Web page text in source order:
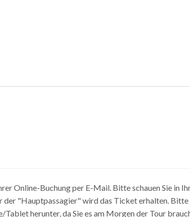
Online-Buchung per E-Mail. Bitte schauen Sie in
"Hauptpassagier" wird das Ticket erhalten. Bitte
herunter, da Sie es am Morgen der Tour